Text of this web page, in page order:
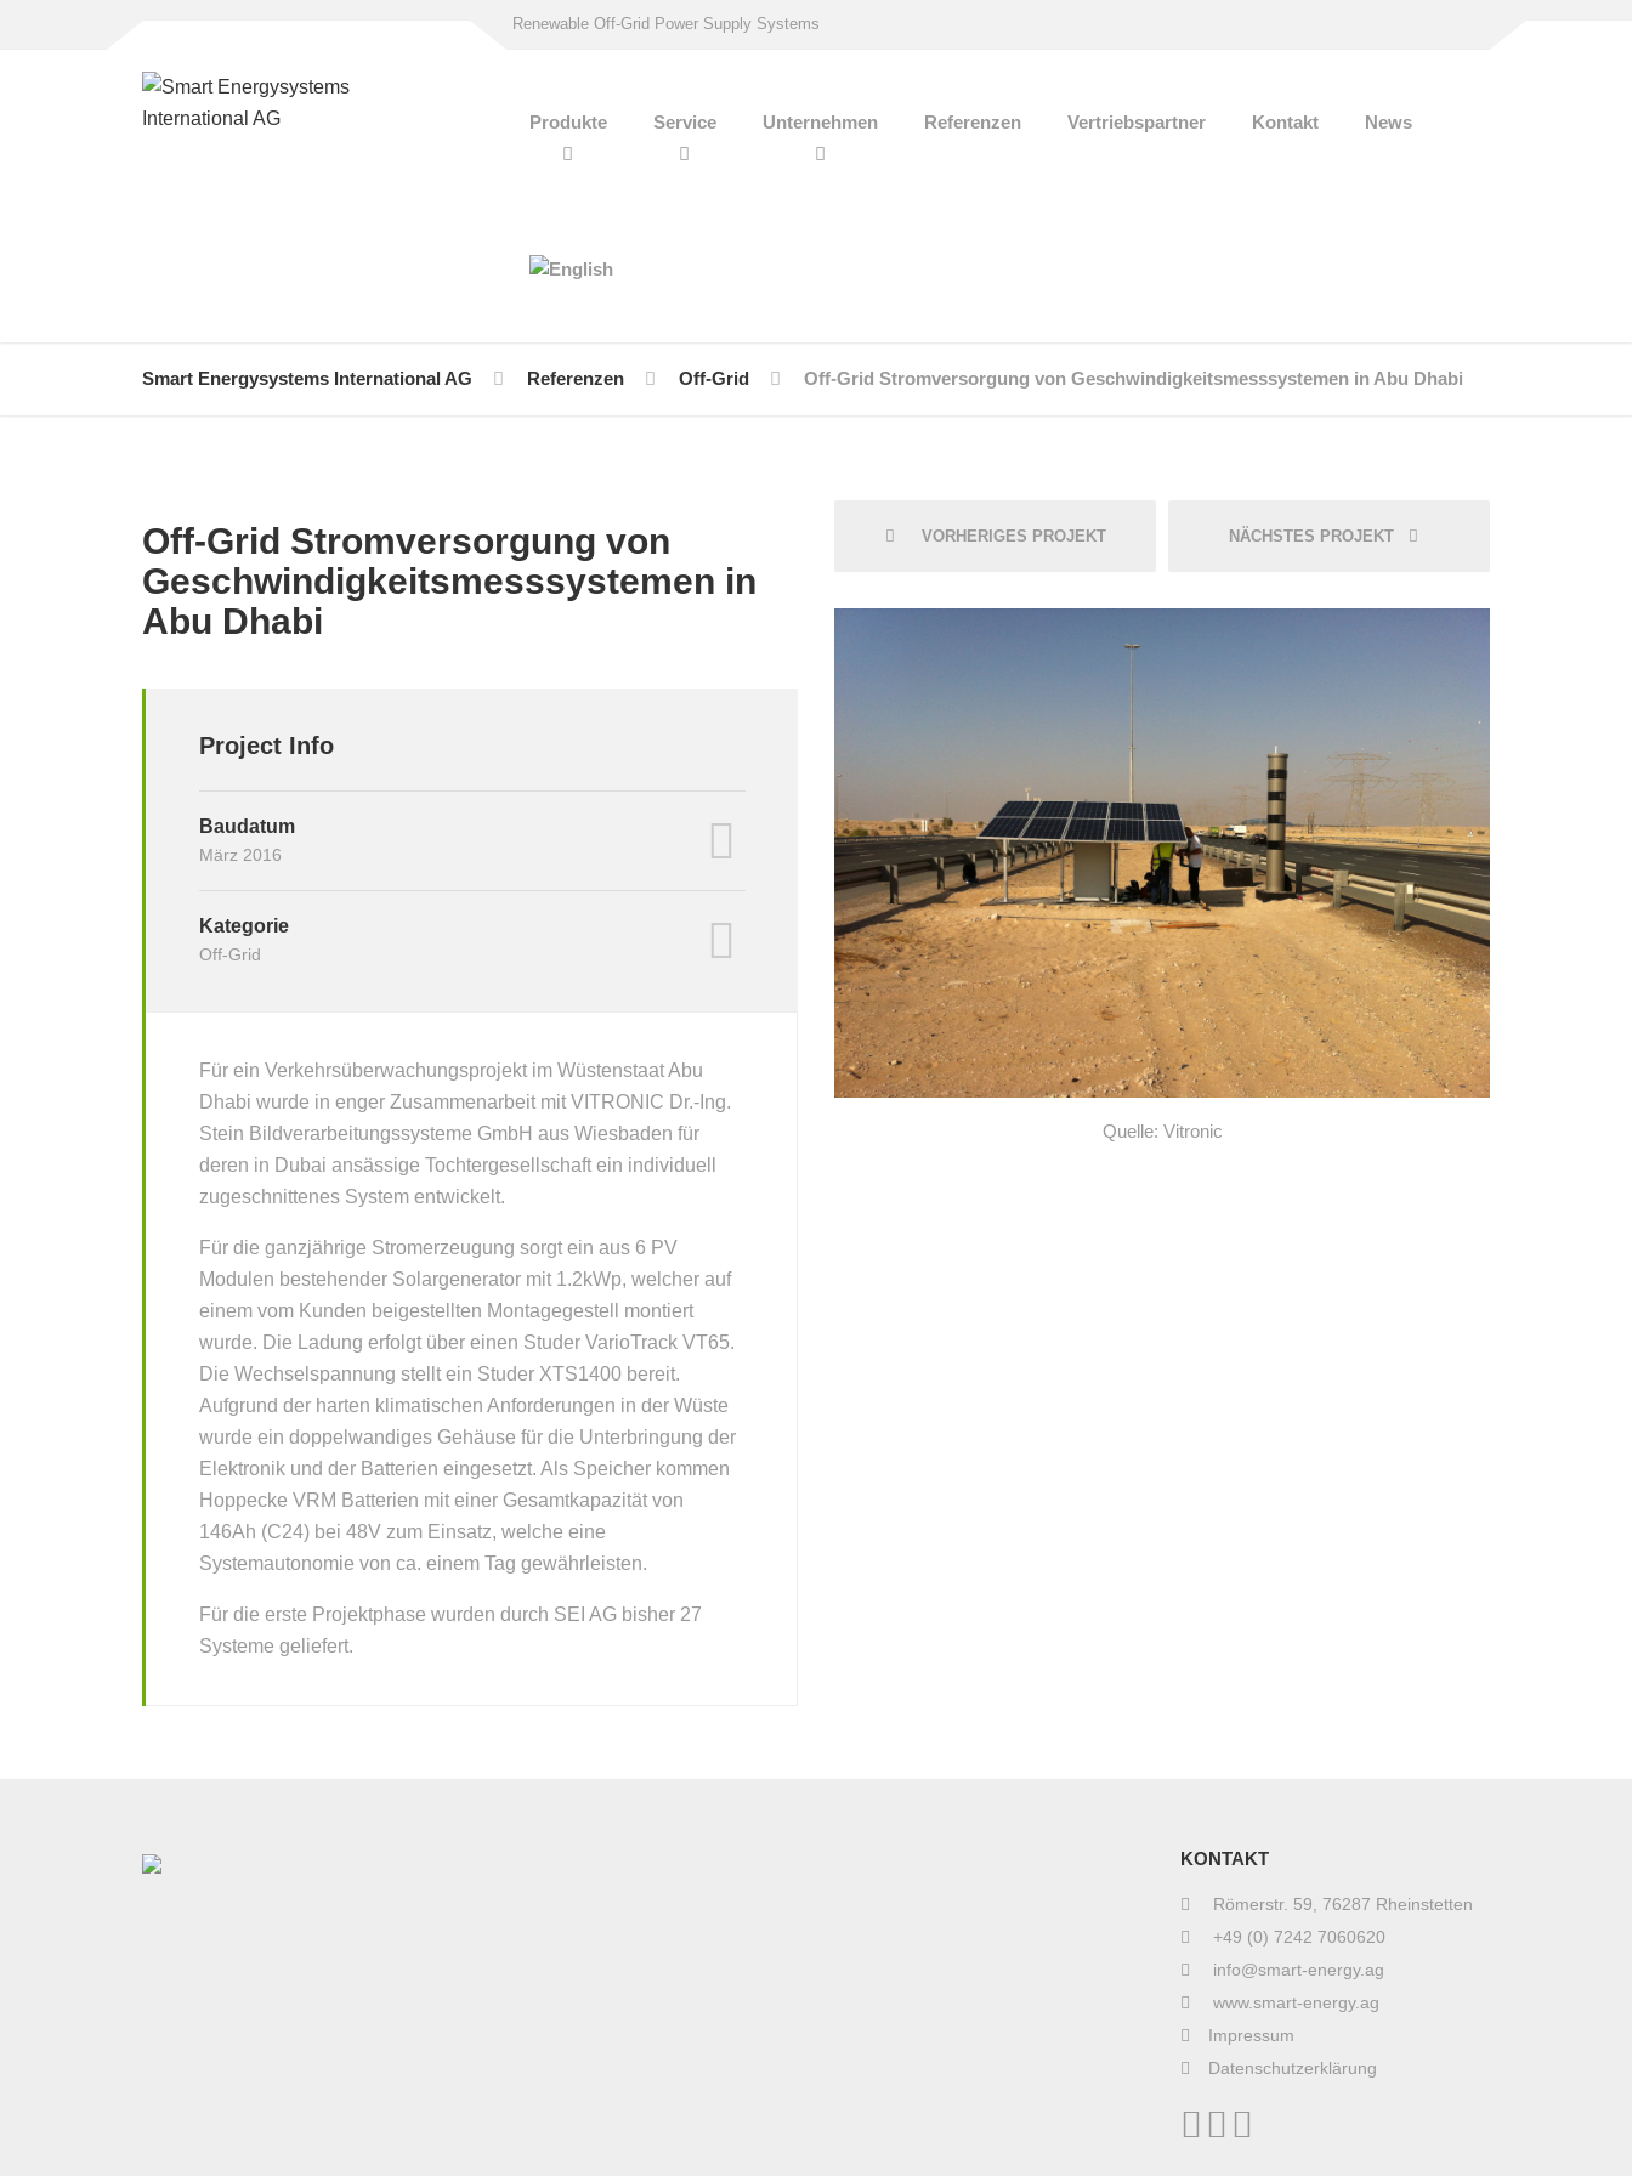
Renewable Off-Grid Power Supply Systems
Produkte Service Unternehmen Referenzen Vertriebspartner Kontakt News
Smart Energysystems International AG Referenzen Off-Grid Off-Grid Stromversorgung von Geschwindigkeitsmesssystemen in Abu Dhabi
Off-Grid Stromversorgung von
Geschwindigkeitsmesssystemen in
Abu Dhabi
Project Info
Baudatum
März 2016
Kategorie
Off-Grid
Für ein Verkehrsüberwachungsprojekt im Wüstenstaat Abu
Dhabi wurde in enger Zusammenarbeit mit VITRONIC Dr.-Ing.
Stein Bildverarbeitungssysteme GmbH aus Wiesbaden für
deren in Dubai ansässige Tochtergesellschaft ein individuell
zugeschnittenes System entwickelt.
Für die ganzjährige Stromerzeugung sorgt ein aus 6 PV
Modulen bestehender Solargenerator mit 1.2kWp, welcher auf
einem vom Kunden beigestellten Montagegestell montiert
wurde. Die Ladung erfolgt über einen Studer VarioTrack VT65.
Die Wechselspannung stellt ein Studer XTS1400 bereit.
Aufgrund der harten klimatischen Anforderungen in der Wüste
wurde ein doppelwandiges Gehäuse für die Unterbringung der
Elektronik und der Batterien eingesetzt. Als Speicher kommen
Hoppecke VRM Batterien mit einer Gesamtkapazität von
146Ah (C24) bei 48V zum Einsatz, welche eine
Systemautonomie von ca. einem Tag gewährleisten.
Für die erste Projektphase wurden durch SEI AG bisher 27
Systeme geliefert.
VORHERIGES PROJEKT NÄCHSTES PROJEKT
Quelle: Vitronic
KONTAKT
Römerstr. 59, 76287 Rheinstetten
+49 (0) 7242 7060620
info@smart-energy.ag
www.smart-energy.ag
Impressum
Datenschutzerklärung